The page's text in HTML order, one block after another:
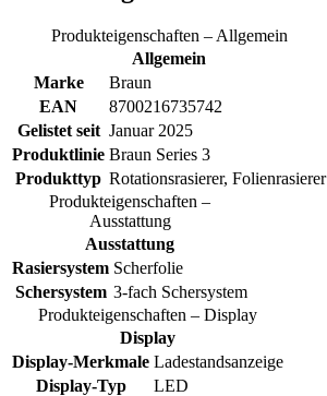
Produkteigenschaften – Allgemein
Allgemein
Marke
Braun
EAN
8700216735742
Gelistet seit Januar 2025
Produktlinie Braun Series 3
Produkttyp Rotationsrasierer, Folienrasierer
Produkteigenschaften –
Ausstattung
Ausstattung
Rasiersystem Scherfolie
Schersystem 3-fach Schersystem
Produkteigenschaften – Display
Display
Display-Merkmale Ladestandsanzeige
Display-Typ
LED